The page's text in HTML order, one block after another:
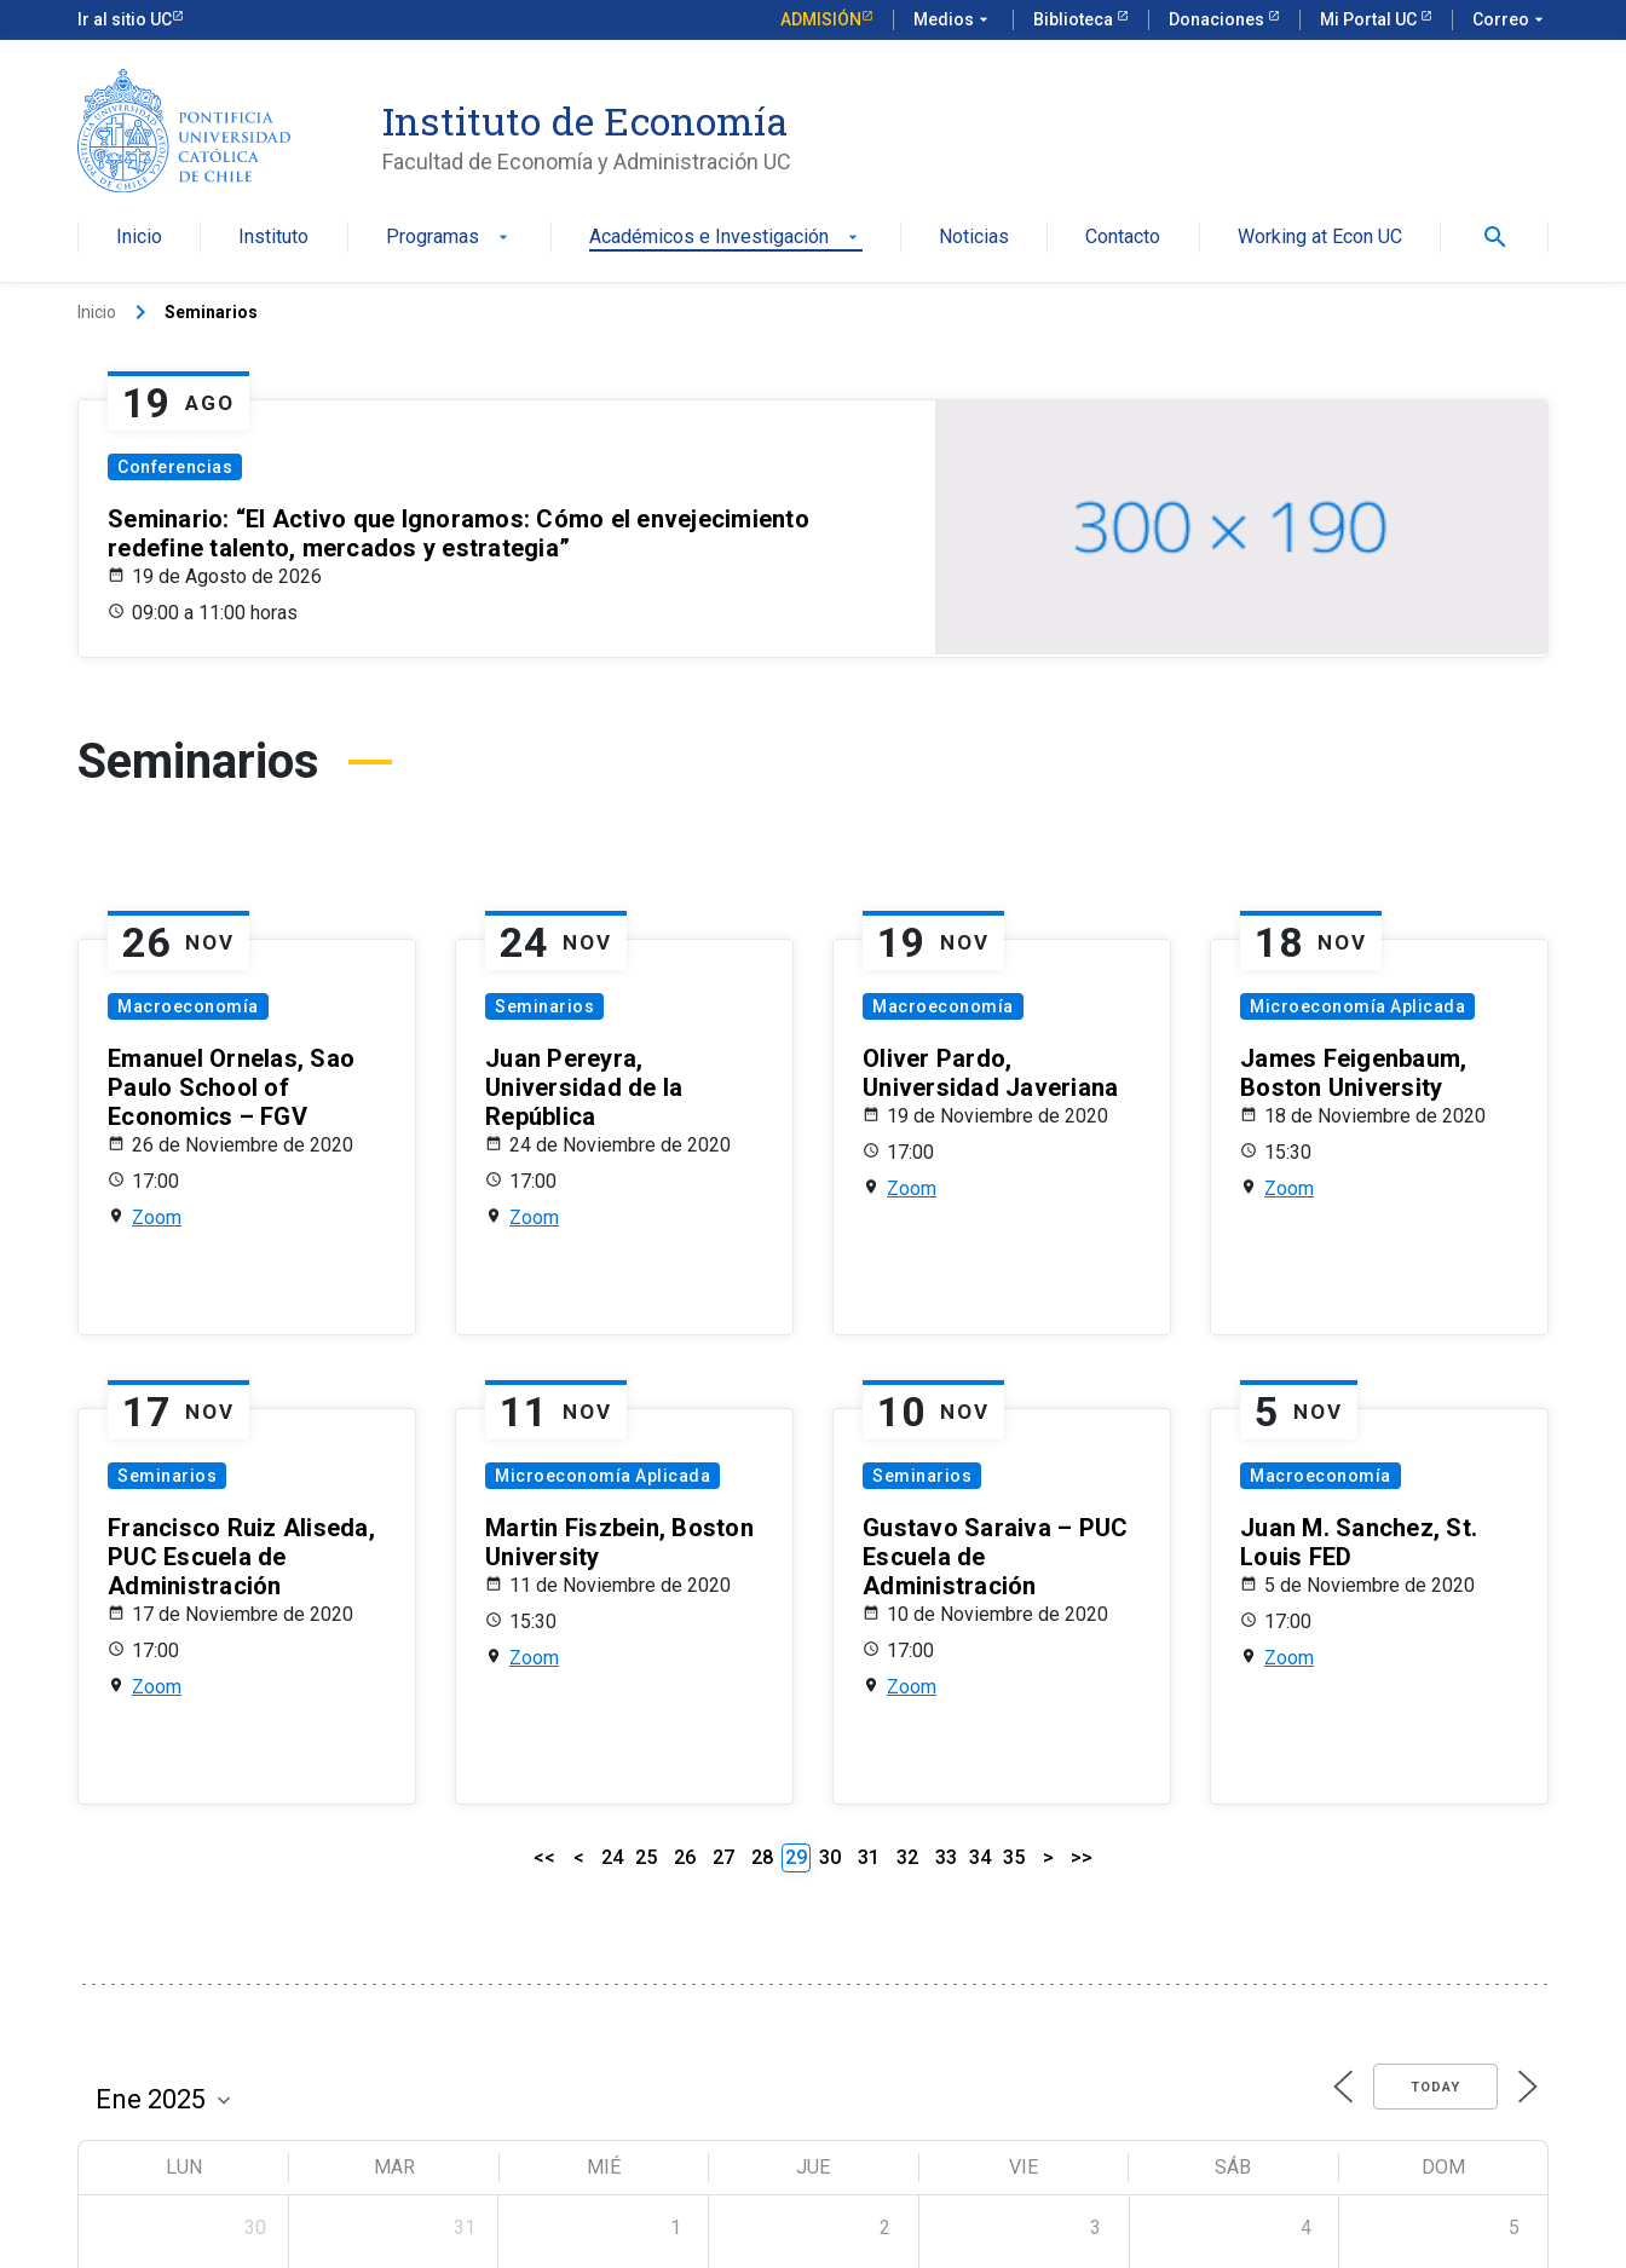
Ir al sitio UC ADMISIÓN Medios arrow_drop_down Biblioteca Donaciones Mi Portal UC Correo arrow_drop_down
Instituto de Economía
Facultad de Economía y Administración UC
Inicio Instituto Programas arrow_drop_down Académicos e Investigación arrow_drop_down Noticias Contacto Working at Econ UC search
Inicio keyboard_arrow_right Seminarios
19 AGO
Conferencias
Seminario: “El Activo que Ignoramos: Cómo el envejecimiento
redefine talento, mercados y estrategia”
19 de Agosto de 2026
09:00 a 11:00 horas
Seminarios
26 NOV
Macroeconomía
Emanuel Ornelas, Sao
Paulo School of
Economics – FGV
26 de Noviembre de 2020
17:00
Zoom
24 NOV
Seminarios
Juan Pereyra,
Universidad de la
República
24 de Noviembre de 2020
17:00
Zoom
19 NOV
Macroeconomía
Oliver Pardo,
Universidad Javeriana
19 de Noviembre de 2020
17:00
Zoom
18 NOV
Microeconomía Aplicada
James Feigenbaum,
Boston University
18 de Noviembre de 2020
15:30
Zoom
17 NOV
Seminarios
Francisco Ruiz Aliseda,
PUC Escuela de
Administración
17 de Noviembre de 2020
17:00
Zoom
11 NOV
Microeconomía Aplicada
Martin Fiszbein, Boston
University
11 de Noviembre de 2020
15:30
Zoom
10 NOV
Seminarios
Gustavo Saraiva – PUC
Escuela de
Administración
10 de Noviembre de 2020
17:00
Zoom
5 NOV
Macroeconomía
Juan M. Sanchez, St.
Louis FED
5 de Noviembre de 2020
17:00
Zoom
<< < 24 25 26 27 28 29 30 31 32 33 34 35 > >>
TODAY
LUN MAR MIÉ JUE VIE SÁB DOM
30 31 1 2 3 4 5